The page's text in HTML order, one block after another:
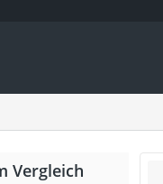
Vergleich